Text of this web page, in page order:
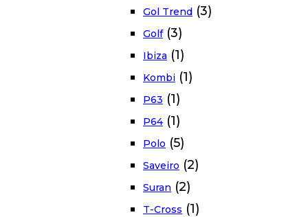
Gol Trend (3)
Golf (3)
Ibiza (1)
Kombi (1)
P63 (1)
P64 (1)
Polo (5)
Saveiro (2)
Suran (2)
T-Cross (1)